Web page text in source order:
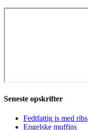
Seneste opskrifter
Fedtfattig is med ribs
Engelske muffins